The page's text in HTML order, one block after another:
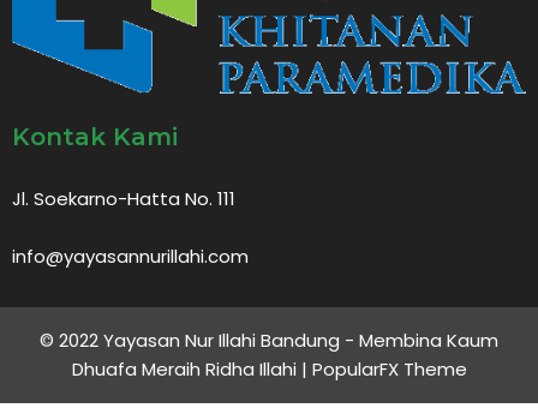
Kontak Kami
Jl. Soekarno-Hatta No. 111
info@yayasannurillahi.com
© 2022 Yayasan Nur Illahi Bandung - Membina Kaum
Dhuafa Meraih Ridha Illahi | PopularFX Theme